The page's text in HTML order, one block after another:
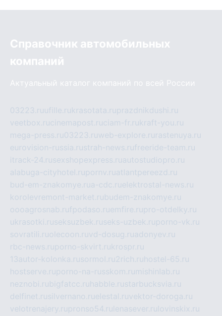
Справочник автомобильных
компаний
Актуальный каталог компаний по всей России
03223.ruufille.rukrasotata.ruprazdnikdushi.ru
veetbox.rucinemapost.ruciam-fr.rukraft-you.ru
mega-press.ru03223.ruweb-explore.ru rastenuya.ru
eurovision-russia.rustrah-news.rufreeride-team.ru
itrack-24.rusexshopexpress.ruautostudiopro.ru
alabuga-cityhotel.rupornv.ruatlantpereezd.ru
bud-em-znakomye.rua-cdc.ruelektrostal-news.ru
korolevremont-market.rubudem-znakomye.ru
oooagrosnab.rufpodaso.ruemfire.rupro-otdelky.ru
ukrasotki.ruseksuzbek.ruseks-uzbek.ruporno-vk.ru
sovratili.ruolecoon.ruvd-dosug.ruadonyev.ru
rbc-news.ruporno-skvirt.rukrospr.ru
13autor-kolonka.rusormol.ru2rich.ru hostel-65.ru
hostserve.ruporno-na-russkom.ru mishinlab.ru
neznobi.rubigfatcc.ru habble.rustarbucksvia.ru
delfinet.rusilvernano.ruelestal.ruvektor-doroga.ru
velotrenajery.rupronso54.ru lenasever.ru lovinskix.ru